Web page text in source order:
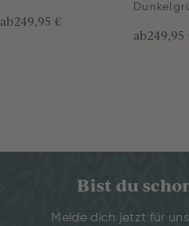
ab249,95 €
ab249,95
Bist du
Melde dich jetzt für